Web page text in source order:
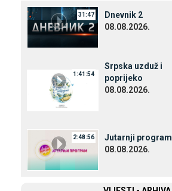
31:47
Dnevnik 2
08.08.2026.
1:41:54
Srpska uzduž i
poprijeko
08.08.2026.
2:48:56
Јutarnji program
08.08.2026.